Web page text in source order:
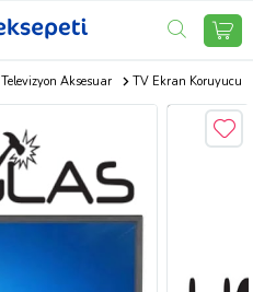
Televizyon Aksesuar TV Ekran Koruyucu